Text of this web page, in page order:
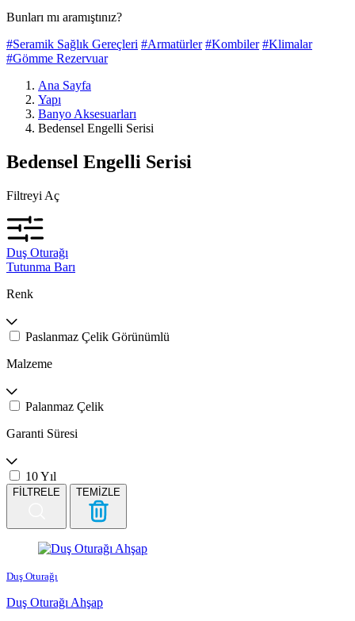
Bunları mı aramıştınız?
#Seramik Sağlık Gereçleri #Armatürler #Kombiler #Klimalar
#Gömme Rezervuar
Ana Sayfa
Yapı
Banyo Aksesuarları
Bedensel Engelli Serisi
Bedensel Engelli Serisi
Filtreyi Aç
Duş Oturağı
Tutunma Barı
Renk
Paslanmaz Çelik Görünümlü
Malzeme
Palanmaz Çelik
Garanti Süresi
10 Yıl
FİLTRELE TEMİZLE
Duş Oturağı
Duş Oturağı Ahşap